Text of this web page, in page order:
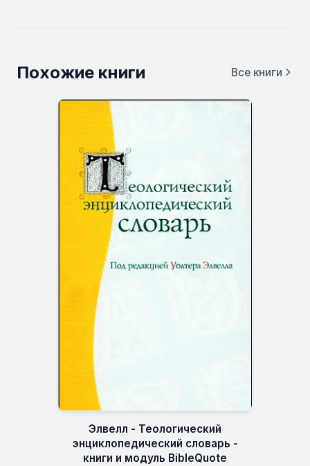
Похожие книги Все книги
Элвелл - Теологический
энциклопедический словарь -
книги и модуль BibleQuote